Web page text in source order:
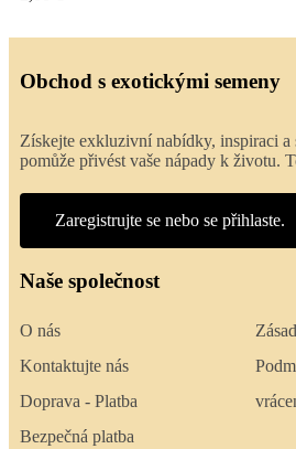
Obchod s exotickými semeny
Získejte exkluzivní nabídky, inspiraci a
pomůže přivést vaše nápady k životu.
Zaregistrujte se nebo se přihlaste.
Naše společnost
O nás
Kontaktujte nás
Doprava - Platba
Bezpečná platba